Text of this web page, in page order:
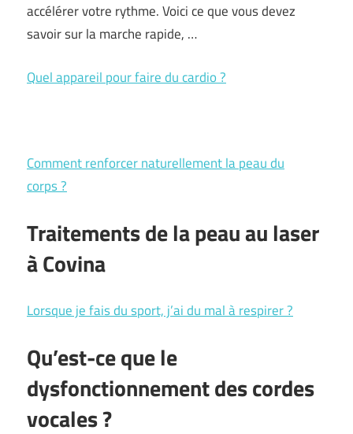
accélérer votre rythme. Voici ce que vous devez
savoir sur la marche rapide, …
Quel appareil pour faire du cardio ?
Comment renforcer naturellement la peau du
corps ?
Traitements de la peau au laser
à Covina
Lorsque je fais du sport, j’ai du mal à respirer ?
Qu’est-ce que le
dysfonctionnement des cordes
vocales ?